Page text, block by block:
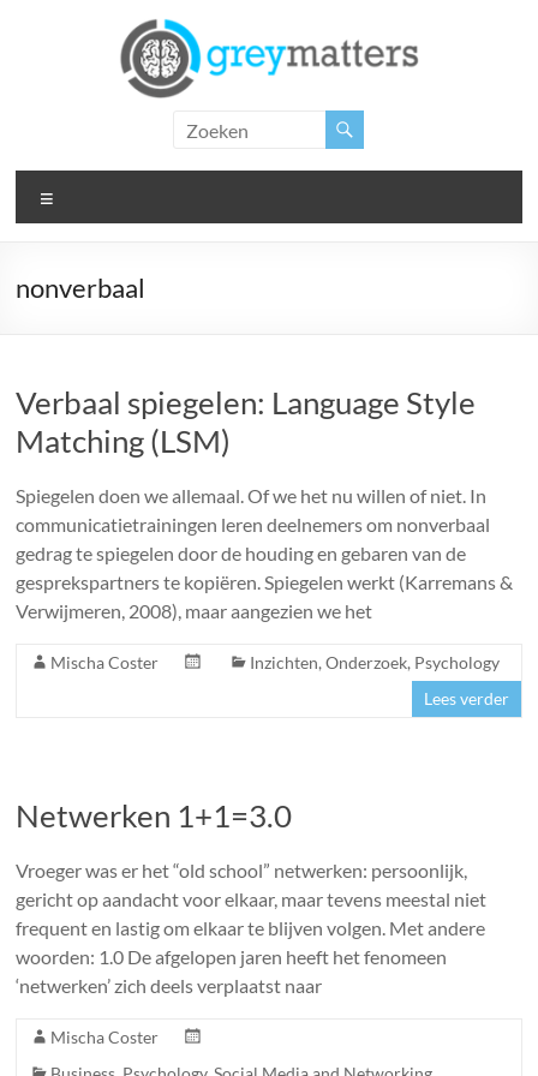
Matters
Insight.
Inspiration.
nonverbaal
Verbaal spiegelen: Language Style
Matching (LSM)
Spiegelen doen we allemaal. Of we het nu willen of niet. In
communicatietrainingen leren deelnemers om nonverbaal
gedrag te spiegelen door de houding en gebaren van de
gesprekspartners te kopiëren. Spiegelen werkt (Karremans &
Verwijmeren, 2008), maar aangezien we het
Mischa Coster Inzichten,Onderzoek, Psychology
Lees verder
Netwerken 1+1=3.0
Vroeger was er het “old school” netwerken: persoonlijk,
gericht op aandacht voor elkaar, maar tevens meestal niet
frequent en lastig om elkaar te blijven volgen. Met andere
woorden: 1.0 De afgelopen jaren heeft het fenomeen
‘netwerken’ zich deels verplaatst naar
Mischa Coster